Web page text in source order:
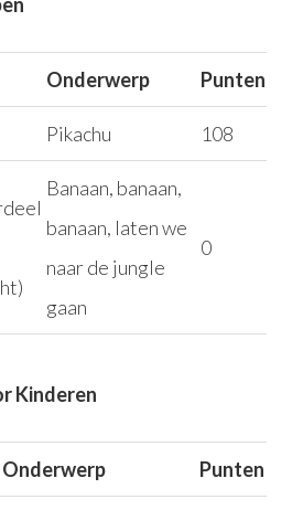
Onderwerp Punten
Pikachu 108
Banaan, banaan,
banaan, laten we
naar de jungle
gaan
0
Kinderen
Onderwerp Punten